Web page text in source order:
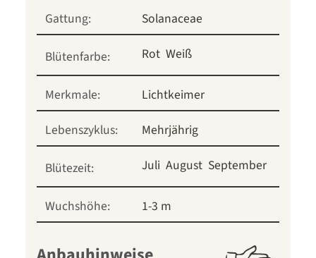
Gattung: Solanaceae
Blütenfarbe: Rot Weiß
Merkmale:
Lichtkeimer
Lebenszyklus:
Mehrjährig
Blütezeit: Juli August September
Wuchshöhe: 1-3 m